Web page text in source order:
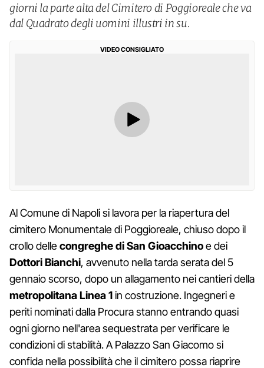
giorni la parte alta del Cimitero di Poggioreale che va
dal Quadrato degli uomini illustri in su.
VIDEO CONSIGLIATO
Al Comune di Napoli si lavora per la riapertura del
cimitero Monumentale di Poggioreale, chiuso dopo il
crollo dellecongreghe di San Gioacchinoe dei
Dottori Bianchi, avvenuto nella tarda serata del 5
gennaio scorso, dopo un allagamento nei cantieri della
metropolitana Linea 1in costruzione. Ingegneri e
periti nominati dalla Procura stanno entrando quasi
ogni giorno nell'area sequestrata per verificare le
condizioni di stabilità. A Palazzo San Giacomo si
confida nella possibilità che il cimitero possa riaprire